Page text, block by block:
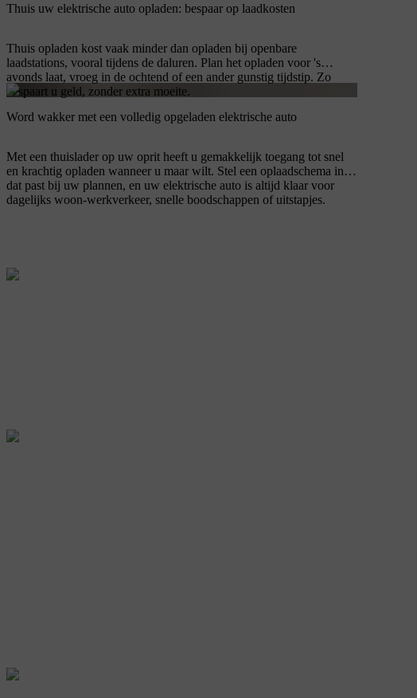
Thuis uw elektrische auto opladen: bespaar op laadkosten
Thuis opladen kost vaak minder dan opladen bij openbare
laadstations, vooral tijdens de daluren. Plan het opladen voor 's
avonds laat, vroeg in de ochtend of een ander gunstig tijdstip. Zo
bespaart u geld, zonder extra moeite.
Word wakker met een volledig opgeladen elektrische auto
Met een thuislader op uw oprit heeft u gemakkelijk toegang tot snel
en krachtig opladen wanneer u maar wilt. Stel een oplaadschema in
dat past bij uw plannen, en uw elektrische auto is altijd klaar voor
dagelijks woon-werkverkeer, snelle boodschappen of uitstapjes.